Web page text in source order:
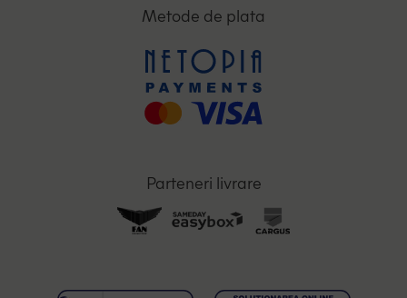
Metode de plata
Parteneri livrare